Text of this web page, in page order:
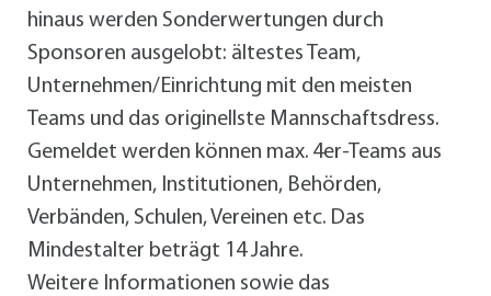
hinaus werden Sonderwertungen durch
Sponsoren ausgelobt: ältestes Team,
Unternehmen/Einrichtung mit den meisten
Teams und das originellste Mannschaftsdress.
Gemeldet werden können max. 4er-Teams aus
Unternehmen, Institutionen, Behörden,
Verbänden, Schulen, Vereinen etc. Das
Mindestalter beträgt 14 Jahre.
Weitere Informationen sowie das